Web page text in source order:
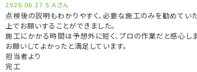
2026.06.27 S.Aさん
点検後の説明もわかりやすく、必要な施工のみを勧めてい
上でお願いすることができました。
施工にかかる時間は予想外に短く、プロの作業だと感心しま
お願いしてよかったと満足しています。
担当者より
完工